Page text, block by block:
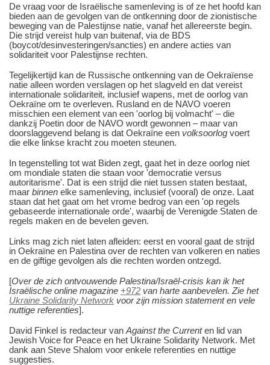
De vraag voor de Israëlische samenleving is of ze het hoofd kan
bieden aan de gevolgen van de ontkenning door de zionistische
beweging van de Palestijnse natie, vanaf het allereerste begin.
Die strijd vereist hulp van buitenaf, via de BDS
(boycot/desinvesteringen/sancties) en andere acties van
solidariteit voor Palestijnse rechten.
Tegelijkertijd kan de Russische ontkenning van de Oekraïense
natie alleen worden verslagen op het slagveld en dat vereist
internationale solidariteit, inclusief wapens, met de oorlog van
Oekraïne om te overleven. Rusland en de NAVO voeren
misschien een element van een 'oorlog bij volmacht' ‒ die
dankzij Poetin door de NAVO wordt gewonnen ‒ maar van
doorslaggevend belang is dat Oekraïne een volksoorlog voert
die elke linkse kracht zou moeten steunen.
In tegenstelling tot wat Biden zegt, gaat het in deze oorlog niet
om mondiale staten die staan voor 'democratie versus
autoritarisme'. Dat is een strijd die niet tussen staten bestaat,
maar binnen elke samenleving, inclusief (vooral) de onze. Laat
staan dat het gaat om het vrome bedrog van een 'op regels
gebaseerde internationale orde', waarbij de Verenigde Staten de
regels maken en de bevelen geven.
Links mag zich niet laten afleiden: eerst en vooral gaat de strijd
in Oekraïne en Palestina over de rechten van volkeren en naties
en de giftige gevolgen als die rechten worden ontzegd.
[Over de zich ontvouwende Palestina/Israël-crisis kan ik het
Israëlische online magazine +972 van harte aanbevelen. Zie het
Ukraine Solidarity Network voor zijn mission statement en vele
nuttige referenties].
David Finkel is redacteur van Against the Currenten lid van
Jewish Voice for Peace en het Ukraine Solidarity Network. Met
dank aan Steve Shalom voor enkele referenties en nuttige
suggesties.